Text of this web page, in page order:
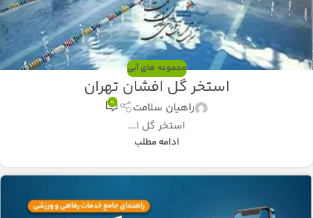
مجموعه های آبی
استخر گل افشان تهران
راهیان سلامت 0
استخر گل ا...
ادامه مطلب